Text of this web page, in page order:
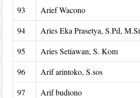
93
Arief Wacono
94
Aries Eka Prasetya, S.Pd, M.Si
95
Aries Setiawan, S. Kom
96
Arif arintoko, S.sos
97
Arif budiono